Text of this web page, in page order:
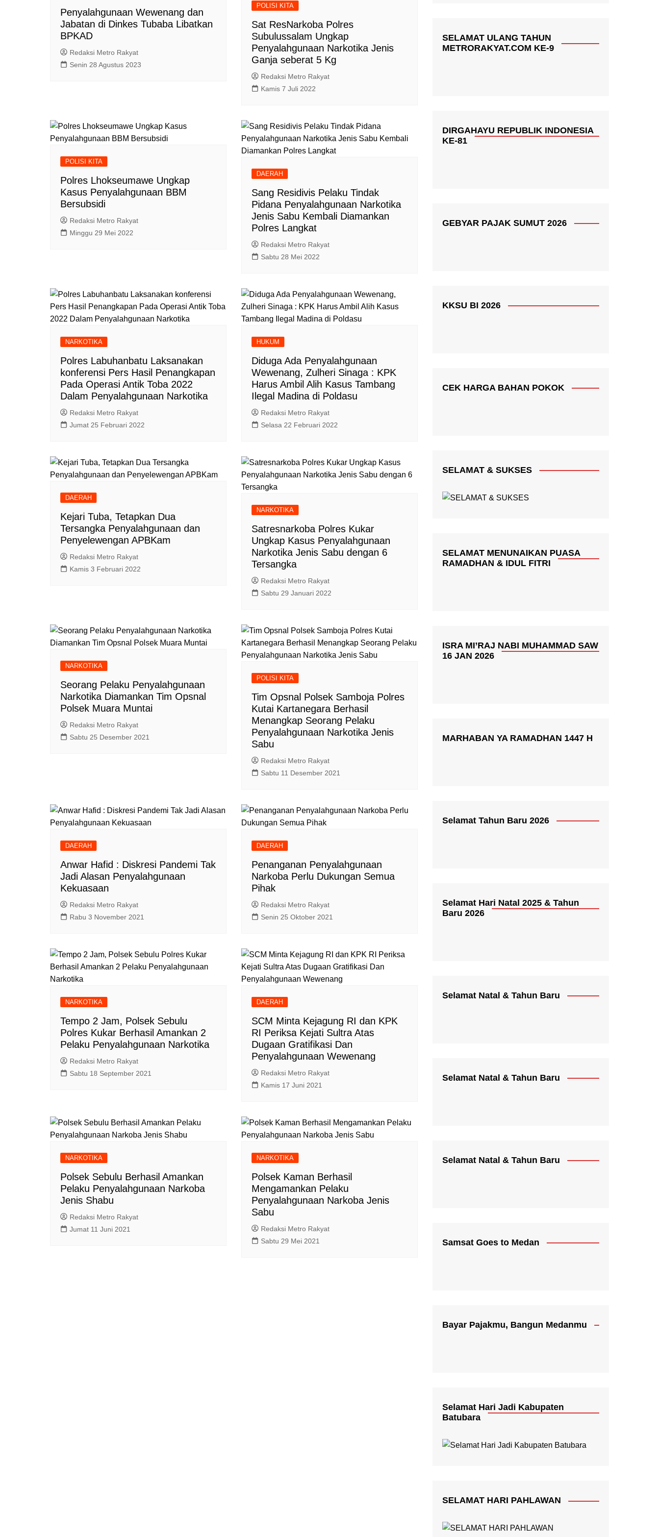
Samosir
TNI Merakyat
Penyalahgunaan Wewenang dan
Jabatan di Dinkes Tubaba Libatkan
BPKAD
Redaksi Metro Rakyat
Senin 28 Agustus 2023
POLISI KITA
Sat ResNarkoba Polres
Subulussalam Ungkap
Penyalahgunaan Narkotika Jenis
Ganja seberat 5 Kg
Redaksi Metro Rakyat
Kamis 7 Juli 2022
POLISI KITA
Polres Lhokseumawe Ungkap
Kasus Penyalahgunaan BBM
Bersubsidi
Redaksi Metro Rakyat
Minggu 29 Mei 2022
DAERAH
Sang Residivis Pelaku Tindak
Pidana Penyalahgunaan Narkotika
Jenis Sabu Kembali Diamankan
Polres Langkat
Redaksi Metro Rakyat
Sabtu 28 Mei 2022
NARKOTIKA
Polres Labuhanbatu Laksanakan
konferensi Pers Hasil Penangkapan
Pada Operasi Antik Toba 2022
Dalam Penyalahgunaan Narkotika
Redaksi Metro Rakyat
Jumat 25 Februari 2022
HUKUM
Diduga Ada Penyalahgunaan
Wewenang, Zulheri Sinaga : KPK
Harus Ambil Alih Kasus Tambang
Ilegal Madina di Poldasu
Redaksi Metro Rakyat
Selasa 22 Februari 2022
DAERAH
Kejari Tuba, Tetapkan Dua
Tersangka Penyalahgunaan dan
Penyelewengan APBKam
Redaksi Metro Rakyat
Kamis 3 Februari 2022
NARKOTIKA
Satresnarkoba Polres Kukar
Ungkap Kasus Penyalahgunaan
Narkotika Jenis Sabu dengan 6
Tersangka
Redaksi Metro Rakyat
Sabtu 29 Januari 2022
NARKOTIKA
Seorang Pelaku Penyalahgunaan
Narkotika Diamankan Tim Opsnal
Polsek Muara Muntai
Redaksi Metro Rakyat
Sabtu 25 Desember 2021
POLISI KITA
Tim Opsnal Polsek Samboja Polres
Kutai Kartanegara Berhasil
Menangkap Seorang Pelaku
Penyalahgunaan Narkotika Jenis
Sabu
Redaksi Metro Rakyat
Sabtu 11 Desember 2021
DAERAH
Anwar Hafid : Diskresi Pandemi Tak
Jadi Alasan Penyalahgunaan
Kekuasaan
Redaksi Metro Rakyat
Rabu 3 November 2021
DAERAH
Penanganan Penyalahgunaan
Narkoba Perlu Dukungan Semua
Pihak
Redaksi Metro Rakyat
Senin 25 Oktober 2021
NARKOTIKA
Tempo 2 Jam, Polsek Sebulu
Polres Kukar Berhasil Amankan 2
Pelaku Penyalahgunaan Narkotika
Redaksi Metro Rakyat
Sabtu 18 September 2021
DAERAH
SCM Minta Kejagung RI dan KPK
RI Periksa Kejati Sultra Atas
Dugaan Gratifikasi Dan
Penyalahgunaan Wewenang
Redaksi Metro Rakyat
Kamis 17 Juni 2021
NARKOTIKA
Polsek Sebulu Berhasil Amankan
Pelaku Penyalahgunaan Narkoba
Jenis Shabu
Redaksi Metro Rakyat
Jumat 11 Juni 2021
NARKOTIKA
Polsek Kaman Berhasil
Mengamankan Pelaku
Penyalahgunaan Narkoba Jenis
Sabu
Redaksi Metro Rakyat
Sabtu 29 Mei 2021
SELAMAT ULANG TAHUN
METRORAKYAT.COM KE-9
DIRGAHAYU REPUBLIK INDONESIA
KE-81
GEBYAR PAJAK SUMUT 2026
KKSU BI 2026
CEK HARGA BAHAN POKOK
SELAMAT & SUKSES
SELAMAT MENUNAIKAN PUASA
RAMADHAN & IDUL FITRI
ISRA MI’RAJ NABI MUHAMMAD SAW
16 JAN 2026
MARHABAN YA RAMADHAN 1447 H
Selamat Tahun Baru 2026
Selamat Hari Natal 2025 & Tahun
Baru 2026
Selamat Natal & Tahun Baru
Selamat Natal & Tahun Baru
Selamat Natal & Tahun Baru
Samsat Goes to Medan
Bayar Pajakmu, Bangun Medanmu
Selamat Hari Jadi Kabupaten
Batubara
SELAMAT HARI PAHLAWAN